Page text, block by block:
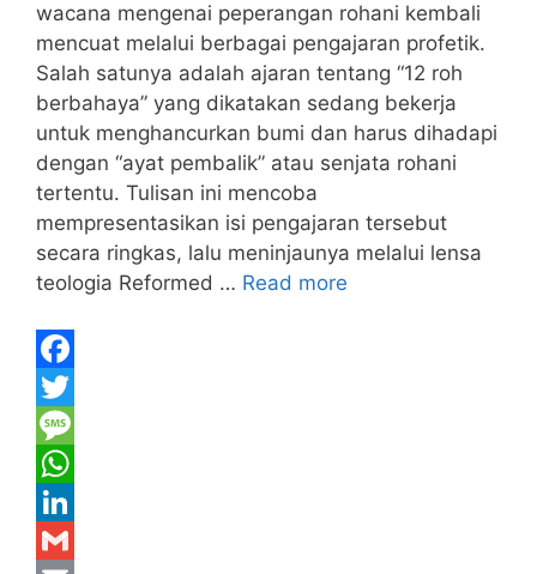
wacana mengenai peperangan rohani kembali
mencuat melalui berbagai pengajaran profetik.
Salah satunya adalah ajaran tentang “12 roh
berbahaya” yang dikatakan sedang bekerja
untuk menghancurkan bumi dan harus dihadapi
dengan “ayat pembalik” atau senjata rohani
tertentu. Tulisan ini mencoba
mempresentasikan isi pengajaran tersebut
secara ringkas, lalu meninjaunya melalui lensa
teologia Reformed … Read more
F
a
c
e
b
T
w
t
M
e
s
W
h
L